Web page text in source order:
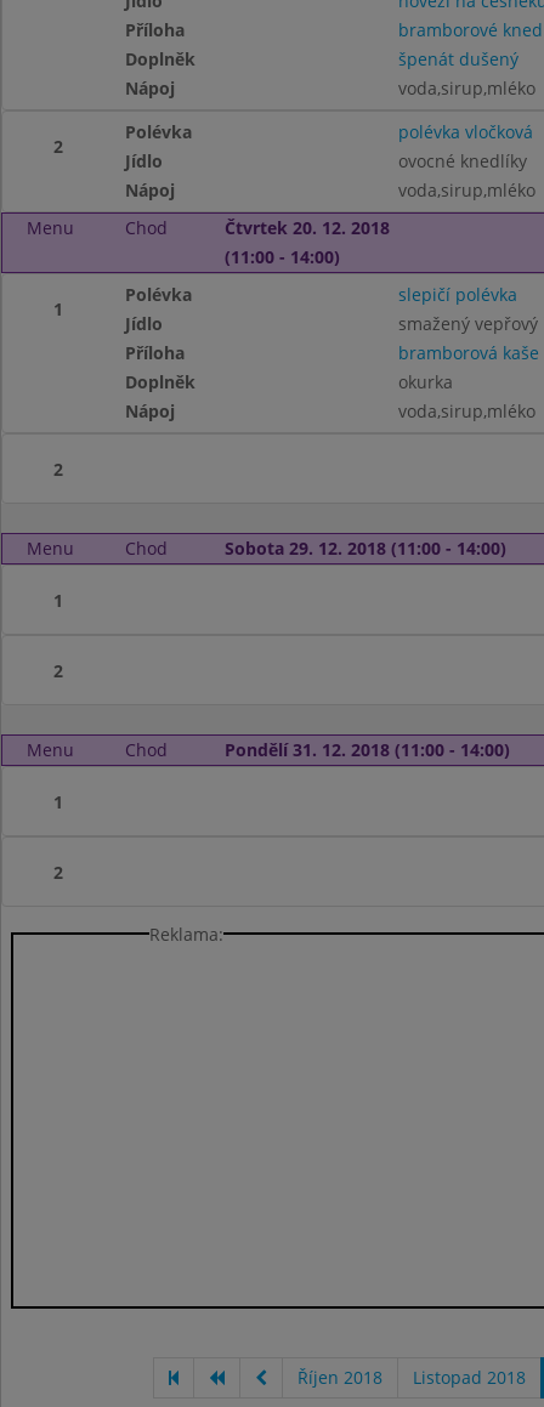
Příloha
bramborové
Doplněk
špenát dušený
Nápoj
voda,sirup,mléko
2
Polévka
polévka vločková
Jídlo
ovocné knedlíky
Nápoj
voda,sirup,mléko
Menu
Chod
Čtvrtek 20. 12. 2018
(11:00 - 14:00)
1
Polévka
slepičí polévka
Jídlo
smažený vepřový
Příloha
bramborová kaše
Doplněk
okurka
Nápoj
voda,sirup,mléko
2
Menu Chod Sobota 29. 12. 2018 (11:00 - 14:00)
1
2
Menu Chod Pondělí 31. 12. 2018 (11:00 - 14:00)
1
2
Reklama:
Říjen 2018 Listopad 2018